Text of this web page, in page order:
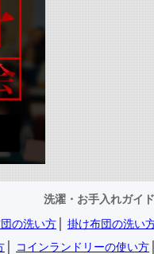
洗濯・お手入れガイ
の洗い方 掛け布団の洗い
コインランドリーの使い方